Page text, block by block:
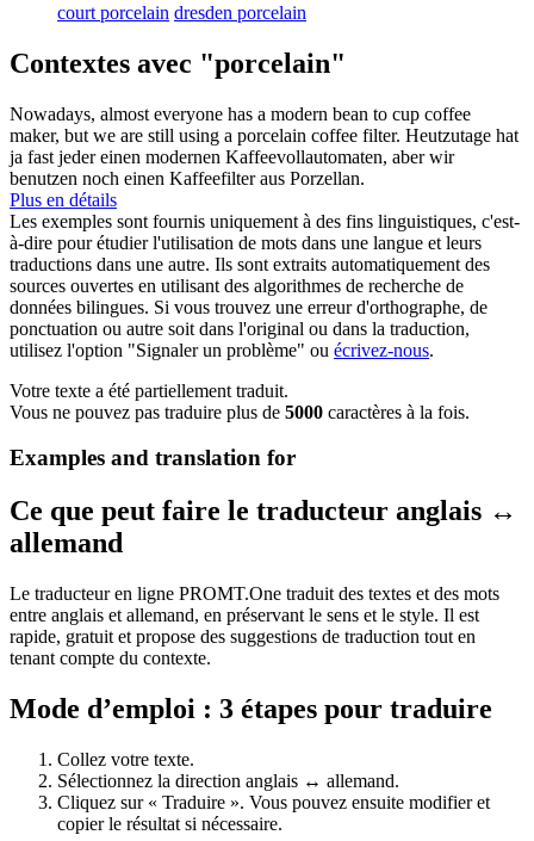
court porcelain dresden porcelain
Contextes avec "porcelain"
Nowadays, almost everyone has a modern bean to cup coffee
maker, but we are still using a porcelain coffee filter. Heutzutage hat
ja fast jeder einen modernen Kaffeevollautomaten, aber wir
benutzen noch einen Kaffeefilter aus Porzellan.
Plus en détails
Les exemples sont fournis uniquement à des fins linguistiques, c'est-
à-dire pour étudier l'utilisation de mots dans une langue et leurs
traductions dans une autre. Ils sont extraits automatiquement des
sources ouvertes en utilisant des algorithmes de recherche de
données bilingues. Si vous trouvez une erreur d'orthographe, de
ponctuation ou autre soit dans l'original ou dans la traduction,
utilisez l'option "Signaler un problème" ou écrivez-nous.
Votre texte a été partiellement traduit.
Vous ne pouvez pas traduire plus de 5000 caractères à la fois.
Examples and translation for
Ce que peut faire le traducteur anglais ↔
allemand
Le traducteur en ligne PROMT.One traduit des textes et des mots
entre anglais et allemand, en préservant le sens et le style. Il est
rapide, gratuit et propose des suggestions de traduction tout en
tenant compte du contexte.
Mode d’emploi : 3 étapes pour traduire
Collez votre texte.
Sélectionnez la direction anglais ↔ allemand.
Cliquez sur « Traduire ». Vous pouvez ensuite modifier et
copier le résultat si nécessaire.